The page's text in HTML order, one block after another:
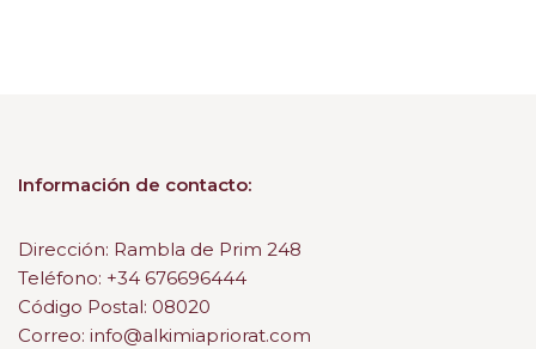
Información de contacto:
Dirección: Rambla de Prim 248
Teléfono: +34 676696444
Código Postal: 08020
Correo: info@alkimiapriorat.com